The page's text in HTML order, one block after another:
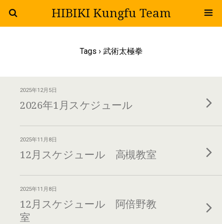
HIBIKI Kungfu Team
Tags › 武術太極拳
2025年12月5日
2026年1月スケジュール
2025年11月8日
12月スケジュール 高槻教室
2025年11月8日
12月スケジュール 阿倍野教
室